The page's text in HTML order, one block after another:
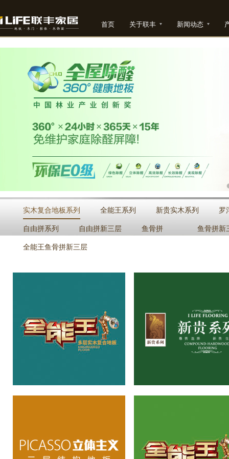
首页 关于联丰 新闻动态
实木复合地板系列 全能王系列 新贵实木系列
罗
自由拼系列
自由拼新三层 鱼骨拼
鱼骨拼新
全能王鱼骨拼新三层
全能王系列
立体主义三层系列